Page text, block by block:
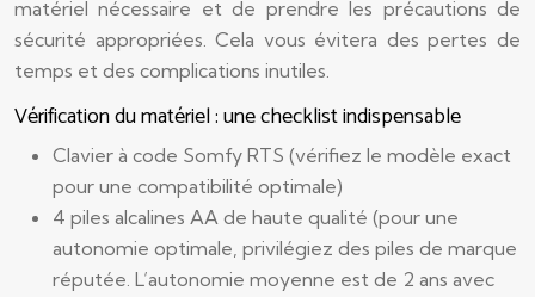
matériel nécessaire et de prendre les précautions de
sécurité appropriées. Cela vous évitera des pertes de
temps et des complications inutiles.
Vérification du matériel : une checklist indispensable
Clavier à code Somfy RTS (vérifiez le modèle exact
pour une compatibilité optimale)
4 piles alcalines AA de haute qualité (pour une
autonomie optimale, privilégiez des piles de marque
réputée. L’autonomie moyenne est de 2 ans avec